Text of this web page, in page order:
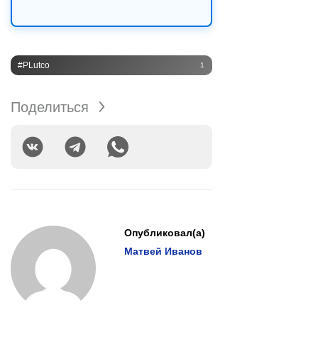
#PLutco 1
Поделиться
Опубликовал(а)
Матвей Иванов